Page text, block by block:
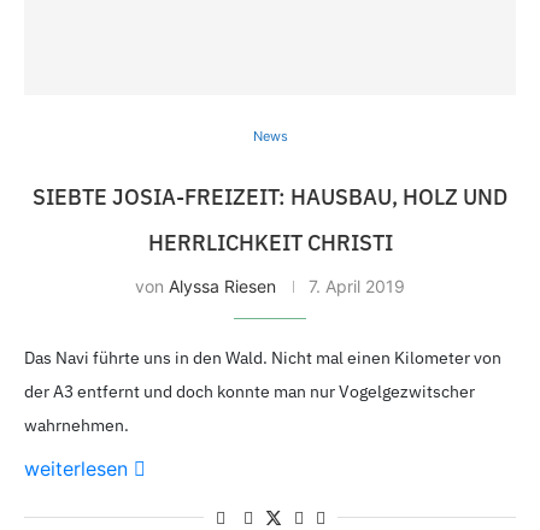
News
SIEBTE JOSIA-FREIZEIT: HAUS­BAU, HOLZ UND
HERR­LICH­KEIT CHRISTI
von Alyssa Riesen 7. April 2019
Das Navi führte uns in den Wald. Nicht mal einen Kilometer von
der A3 entfernt und doch konnte man nur Vogelgezwitscher
wahrnehmen.
weiterlesen